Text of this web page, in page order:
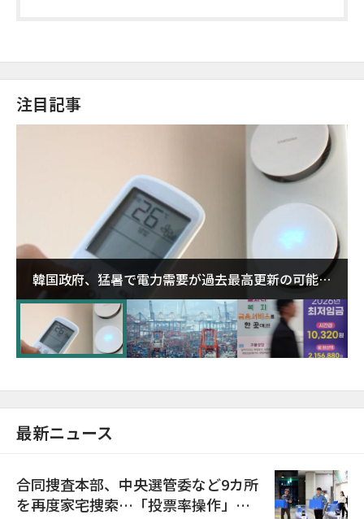
注目記事
韓国政府、猛暑で電力需要が過去最高更新の可能性
に需給対応体制を点検
最新ニュース
合同捜査本部、中央選管委など9カ所
を再度家宅捜索…「投票率操作」の